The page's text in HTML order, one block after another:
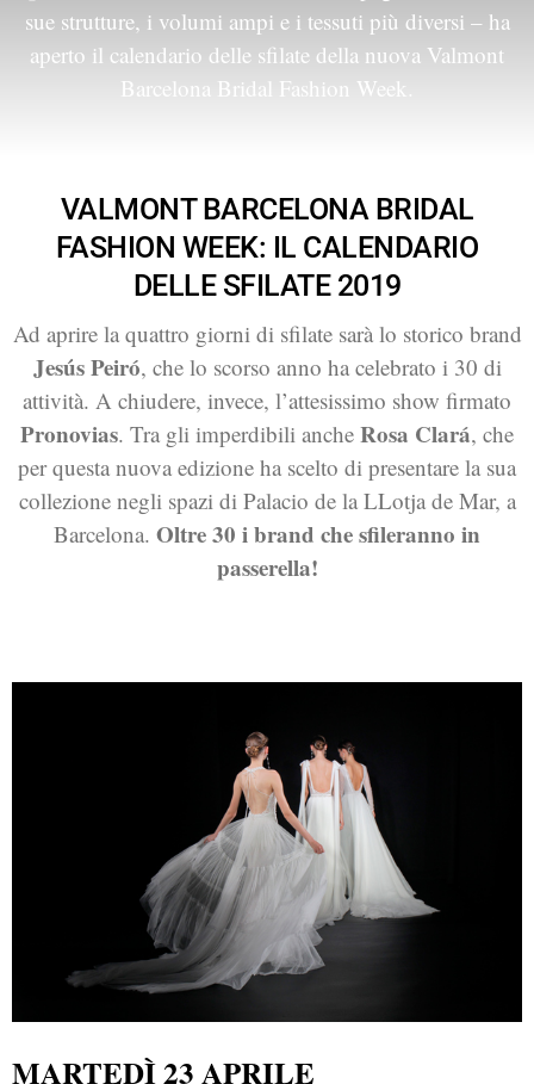
sue strutture, i volumi ampi e i tessuti più diversi – ha
aperto il calendario delle sfilate della nuova Valmont
Barcelona Bridal Fashion Week.
VALMONT BARCELONA BRIDAL
FASHION WEEK: IL CALENDARIO
DELLE SFILATE 2019
Ad aprire la quattro giorni di sfilate sarà lo storico brand
Jesús Peiró, che lo scorso anno ha celebrato i 30 di
attività. A chiudere, invece, l’attesissimo show firmato
Pronovias. Tra gli imperdibili anche Rosa Clará, che
per questa nuova edizione ha scelto di presentare la sua
collezione negli spazi di Palacio de la LLotja de Mar, a
Barcelona. Oltre 30 i brand che sfileranno in
passerella!
MARTEDÌ 23 APRILE